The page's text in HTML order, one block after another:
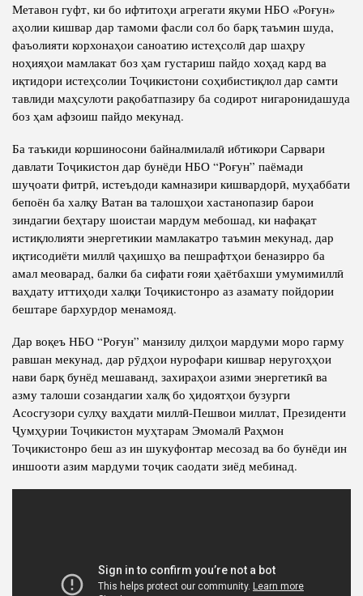
Метавон гуфт, ки бо ифтитоҳи агрегати якуми НБО «Роғун»
аҳолии кишвар дар тамоми фасли сол бо барқ таъмин шуда,
фаъолияти корхонаҳои саноатию истеҳсолӣ дар шаҳру
ноҳияҳои мамлакат боз ҳам густариш пайдо хоҳад кард ва
иқтидори истеҳсолии Тоҷикистони соҳибистиқлол дар самти
тавлиди маҳсулоти рақобатпазиру ба содирот нигаронидашуда
боз ҳам афзоиш пайдо мекунад.
Ба таъкиди коршиносони байналмилалӣ ибтикори Сарвари
давлати Тоҷикистон дар бунёди НБО “Роғун” паёмади
шуҷоати фитрӣ, истеъдоди камназири кишвардорӣ, муҳаббати
бепоён ба халқу Ватан ва талошҳои хастанопазир барои
зиндагии беҳтару шоистаи мардум мебошад, ки нафақат
истиқлолияти энергетикии мамлакатро таъмин мекунад, дар
иқтисодиёти миллӣ ҷаҳишҳо ва пешрафтҳои беназирро ба
амал меоварад, балки ба сифати ғояи ҳаётбахши умумимиллӣ
ваҳдату иттиҳоди халқи Тоҷикистонро аз азамату пойдории
бештаре бархурдор менамояд.
Дар воқеъ НБО “Роғун” манзилу дилҳои мардуми моро гарму
равшан мекунад, дар рӯдҳои нурофари кишвар неругоҳҳои
нави барқ бунёд мешаванд, захираҳои азими энергетикӣ ва
азму талоши созандагии халқ бо ҳидоятҳои бузурги
Асосгузори сулҳу ваҳдати миллӣ-Пешвои миллат, Президенти
Ҷумҳурии Тоҷикистон муҳтарам Эмомалӣ Раҳмон
Тоҷикистонро беш аз ин шукуфонтар месозад ва бо бунёди ин
иншооти азим мардуми тоҷик саодати зиёд мебинад.